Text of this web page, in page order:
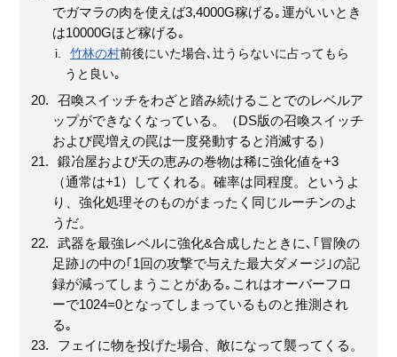
でガマラの肉を使えば3,4000G稼げる｡運がいいとき
は10000Gほど稼げる｡
竹林の村前後にいた場合､辻うらないに占ってもら
うと良い｡
召喚スイッチをわざと踏み続けることでのレベルア
ップができなくなっている。（DS版の召喚スイッチ
および罠増えの罠は一度発動すると消滅する）
鍛冶屋および天の恵みの巻物は稀に強化値を+3
（通常は+1）してくれる。確率は同程度。というよ
り、強化処理そのものがまったく同じルーチンのよ
うだ。
武器を最強レベルに強化&合成したときに､｢冒険の
足跡｣の中の｢1回の攻撃で与えた最大ダメージ｣の記
録が減ってしまうことがある｡これはオーバーフロ
ーで1024=0となってしまっているものと推測され
る｡
フェイに物を投げた場合、敵になって襲ってくる。